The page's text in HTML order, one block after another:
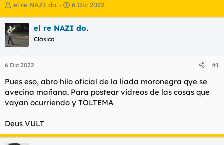
I
i
c
i
a
d
o
d
e
l
e
a
el re NAZI do.
F
h
e
i
c
i
6 Dic 2022
el re NAZI do.
Clásico
6 Dic 2022 #1
Pues eso, abro hilo oficial de la liada moronegra qye se
avecina mañana. Para postear vidreos de las cosas que
vayan ocurriendo y TOLTEMA
Deus VULT